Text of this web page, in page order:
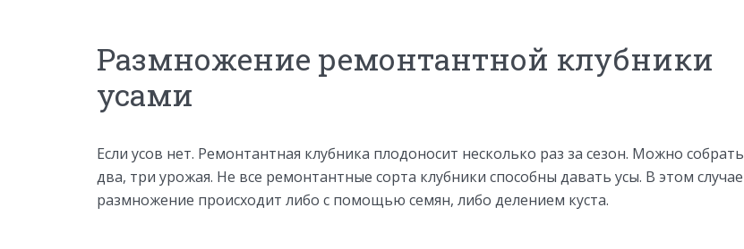
Размножение ремонтантной клубники
усами
Если усов нет. Ремонтантная клубника плодоносит несколько раз за сезон. Можно собрать
два, три урожая. Не все ремонтантные сорта клубники способны давать усы. В этом случае
размножение происходит либо с помощью семян, либо делением куста.